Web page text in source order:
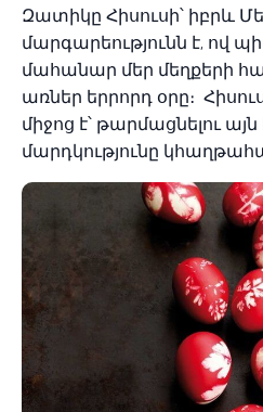
Զատիկը Հիսուսի՝ իբրև
մարգարեությունն է, ով
մահանար մեր մեղքերի
առներ երրորդ օրը։
միջոց է՝ թարմացնելու այն
մարդկությունը